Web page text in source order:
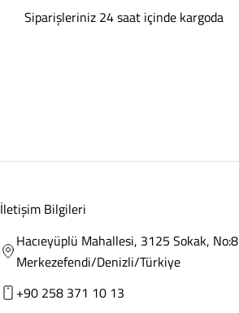
Siparişleriniz 24 saat içinde kargoda
İletişim Bilgileri
Hacıeyüplü Mahallesi, 3125 Sokak, No:8
Merkezefendi/Denizli/Türkiye
+90 258 371 10 13